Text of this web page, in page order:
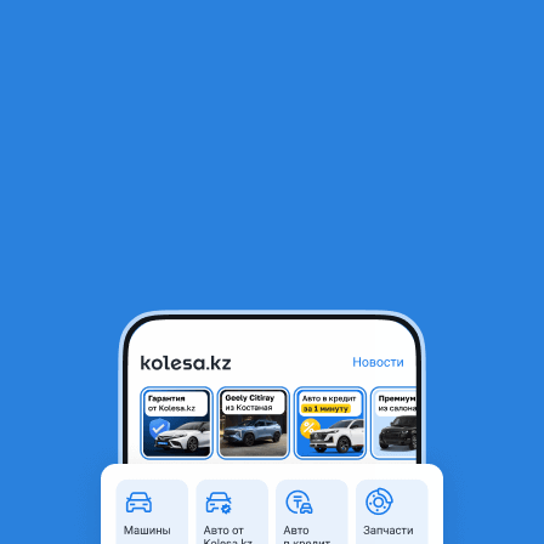
Сапун (картерных газов) 5.6 (№ 4)
Алматы, Алматинская